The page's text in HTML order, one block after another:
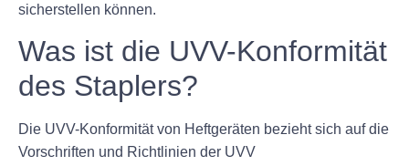
sicherstellen können.
Was ist die UVV-Konformität
des Staplers?
Die UVV-Konformität von Heftgeräten bezieht sich auf die
Vorschriften und Richtlinien der UVV